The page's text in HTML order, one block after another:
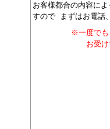
お客様都合の内容に
すので まずはお電話
※一度でも
お受